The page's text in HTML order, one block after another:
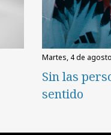
martes, 4 de
Sin las
sentido